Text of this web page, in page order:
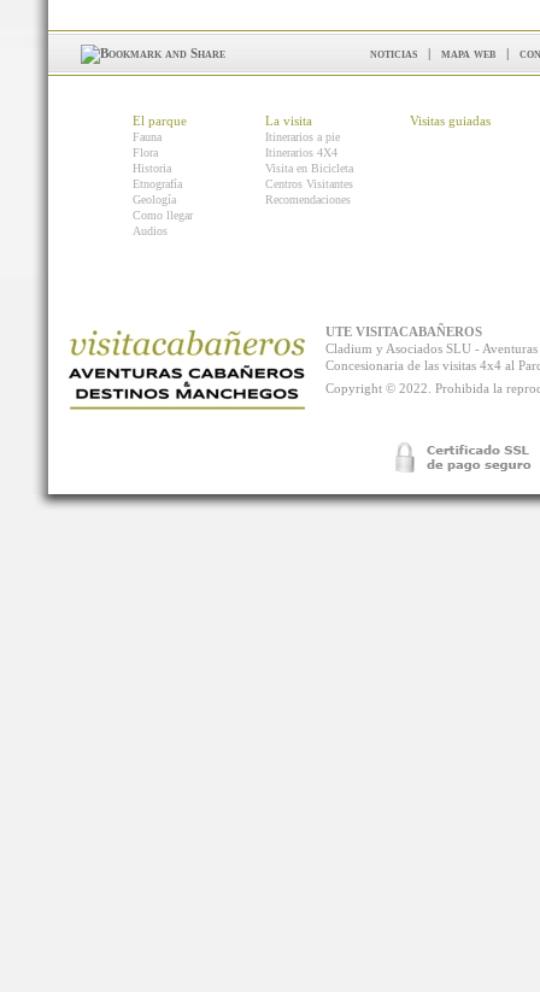
noticias | mapa web |
El parque
Fauna
Flora
Historia
Etnografía
Geología
Como llegar
Audios
La visita
Itinerarios a pie
Itinerarios 4X4
Visita en Bicicleta
Centros Visitantes
Recomendaciones
Visitas guiadas
UTE VISITACABAÑEROS
Cladium y Asociados SLU -
Concesionaria de las visitas 4x4 al
Copyright © 2022. Prohibida la